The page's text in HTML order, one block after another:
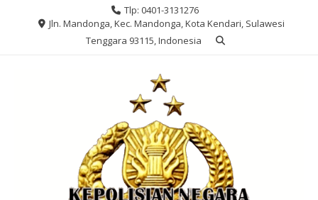
Tlp: 0401-3131276
Jln. Mandonga, Kec. Mandonga, Kota Kendari, Sulawesi
Tenggara 93115, Indonesia